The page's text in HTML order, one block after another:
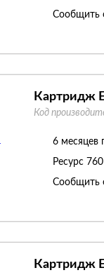
Сообщить
Картридж
Код
6 месяцев
Ресурс
Сообщить
Картридж